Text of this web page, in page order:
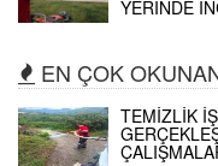
YERİNDE
EN ÇOK
TEMİZLİK